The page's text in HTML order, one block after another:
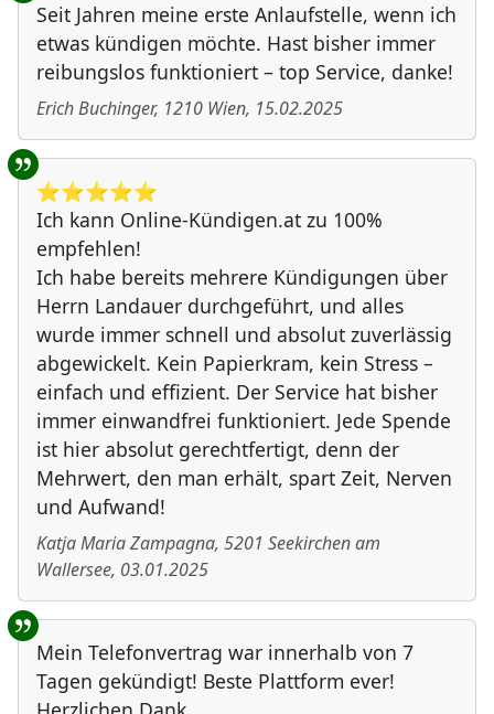
Seit Jahren meine erste Anlaufstelle, wenn ich
etwas kündigen möchte. Hast bisher immer
reibungslos funktioniert – top Service, danke!
Erich Buchinger, 1210 Wien, 15.02.2025
⭐️⭐️⭐️⭐️⭐️
Ich kann Online-Kündigen.at zu 100%
empfehlen!
Ich habe bereits mehrere Kündigungen über
Herrn Landauer durchgeführt, und alles
wurde immer schnell und absolut zuverlässig
abgewickelt. Kein Papierkram, kein Stress –
einfach und effizient. Der Service hat bisher
immer einwandfrei funktioniert. Jede Spende
ist hier absolut gerechtfertigt, denn der
Mehrwert, den man erhält, spart Zeit, Nerven
und Aufwand!
Katja Maria Zampagna, 5201 Seekirchen am
Wallersee, 03.01.2025
Mein Telefonvertrag war innerhalb von 7
Tagen gekündigt! Beste Plattform ever!